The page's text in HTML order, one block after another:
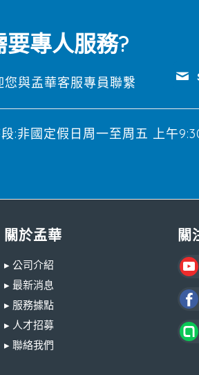
要專人服務?
您與孟華客服專員聯繫
:非國定假日周一至周五 上午
關於孟華
▸ 公司介紹
▸ 最新消息
▸ 服務據點
▸ 人才招募
▸ 聯絡我們
關